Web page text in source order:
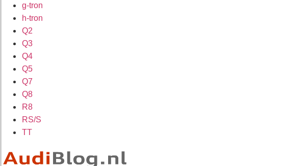
g-tron
h-tron
Q2
Q3
Q4
Q5
Q7
Q8
R8
RS/S
TT